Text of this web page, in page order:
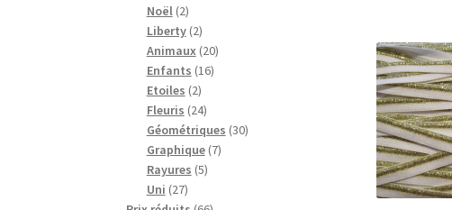
Noël 22
produits
Liberty 22
produits
Animaux 2020
Enfants 1616
Etoiles 22
produits
Fleuris 2424
produits
Géométriques 3030
Graphique 77
Rayures 55
Uni 2727